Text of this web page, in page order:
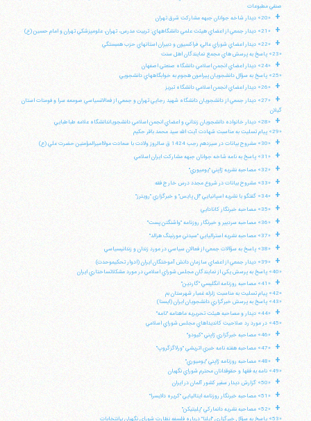
صنفي مطبوعات
+ «20» ديدار شاخه جوانان جبهه مشاركت شرق تهران
+ «21» ديدار جمعي از اعضاي هيئت علمي دانشگاههاي: تربيت مدرس، تهران، علومپزشكي تهران و امام حسين (ع)
+
«22» ديدار اعضاي شوراي عالي، فراكسيون و دبيران استانهاي حزب همبستگي
«23» پاسخ به پرسش هاي مجمع نمايندگان اهل سنت
+
«24» ديدار اعضاي انجمن اسلامي دانشگاه صنعتي اصفهان
«25» پاسخ به سؤال دانشجويان پيرامون هجوم به خوابگاههاي دانشجويي
+ «26» ديدار اعضاي انجمن اسلامي دانشگاه تبريز
+
«27» ديدار جمعي از دانشجويان دانشگاه شهيد رجايي تهران و جمعي از فعالانسياسي صومعه سرا و فومنات استان
گيلان
+
«28» ديدار خانواده دانشجويان زنداني و اعضاي انجمن اسلامي دانشجوياندانشگاه علامه طباطبايي
«29» پيام تسليت به مناسبت شهادت آيت الله سيد محمد باقر حكيم
+ «30» مشروح بيانات در سيزدهم رجب 1424 ق سالروز ولادت با سعادت مولااميرالمؤمنين حضرت علي (ع)
+ «31» پاسخ به نامه شاخه جوانان جبهه مشاركت ايران اسلامي
+ «32» مصاحبه نشريه ژاپني "يوميوري"
+ «33» مشروح بيانات در شروع مجدد درس خارج فقه
+ «34» گفتگو با نشريه اسپانيايي "ال پايس" و خبرگزاري "رويترز"
+ «35» مصاحبه خبرنگار كانادايي
+ «36» مصاحبه سردبير و خبرنگار روزنامه "واشنگتن پست"
+ «37» مصاحبه نشريه استراليايي "سيدني مورنينگ هرالد"
+ «38» پاسخ به سؤالات جمعي از فعالان سياسي در مورد زندان و زندانيسياسي
+
«39» ديدار جمعي از اعضاي سازمان دانش آموختگان ايران (ادوار تحكيموحدت)
«40» پاسخ به پرسش يكي از نمايندگان مجلس شوراي اسلامي در مورد مشكلاتساختاري ايران
+
«41» مصاحبه روزنامه انگليسي "گاردين"
«42» پيام تسليت به مناسبت زلزله غمبار شهرستان بم
«43» پاسخ به پرسش خبرگزاري دانشجويان ايران (ايسنا)
+
«44» ديدار و مصاحبه هيئت تحريريه ماهنامه "نامه"
«45» در مورد رد صلاحيت كانديداهاي مجلس شوراي اسلامي
+ «46» مصاحبه خبرگزاري ژاپني "كيودو"
+ «47» مصاحبه هفته نامه خبري اتريشي "ورلاگزگروپ"
+
«48» مصاحبه روزنامه ژاپني "يوميوري"
«49» نامه به فقها و حقوقدانان محترم شوراي نگهبان
+ «50» گزارش ديدار سفير كشور آلمان در ايران
+ «51» مصاحبه خبرنگار روزنامه ايتاليايي "كريره دلايسرا"
+
«52» مصاحبه نشريه دانماركي "پليتيكن"
«53» پاسخ به سؤال خبرگزاري "ايلنا" درباره فلسفه نظارت شوراي نگهبان برانتخابات
آیت‌الله منتظری
وب سایت رسمی آیت‌الله منتظری
ایران
قم
میدان مصلّی، بلوار شهید محمّد منتظری، كوچه
شماره ٨
کد پستی: 3713744381